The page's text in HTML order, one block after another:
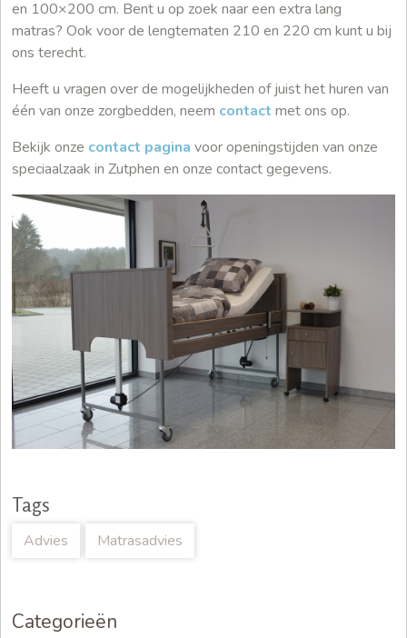
Categorieën
en 100×200 cm. Bent u op zoek naar een extra lang
matras? Ook voor de lengtematen 210 en 220 cm kunt u bij
ons terecht.
Heeft u vragen over de mogelijkheden of juist het huren van
één van onze zorgbedden, neem contact met ons op.
Bekijk onze contact pagina voor openingstijden van onze
speciaalzaak in Zutphen en onze contact gegevens.
Tags
Advies Matrasadvies